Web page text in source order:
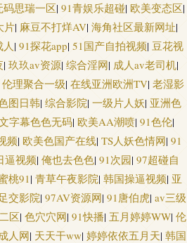
产区一页精品区 97精品短视频 91探花视频
野衣五级片 欧美日韩在线旡码 性生活A级视
频 97最新色情网 成人另类天堂 成人蝌蚪 99
在线视频 黄色一区久久 深夜老司机网站 九
人妖另类区 另类影院 内射白丝JK 黄色香蕉
91论坛 日韩无码影视城 久草热大香蕉 国产超
兽 韩国三级大片 91人人妻人人操 91伊人橘
码思瑞一区| 91青娱乐超碰| 欧美变态区|
片| 麻豆不打烊AV| 海角社区最新网址|
人| 91探花app| 51国产自拍视频| 豆花视
| 玖玖av资源| 综合淫网| 成人av老司机|
伦理聚合一级| 在线亚洲欧洲TV| 老湿影
图日韩| 综合影院| 一级片人妖| 亚洲色
字幕色色无码| 欧美AA潮喷| 91色伦|
频| 欧美色国产在线| TS人妖色情网| 91
逼视频| 俺也去色色| 91次园| 97超碰自
桃91| 青草午夜影院| 韩国操逼视频| 亚
交影院| 97AV资源网| 91唐伯虎| av三级
区| 色穴穴网| 91快播| 五月婷婷WW| 伦
人网| 天天干ww| 婷婷依依五月天| 韩国